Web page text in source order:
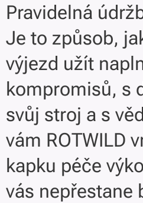
Pravidelná
Je to způsob,
výjezd užít
kompromisů, s
svůj stroj a s
vám ROTWILD
kapku péče
vás nepřestane